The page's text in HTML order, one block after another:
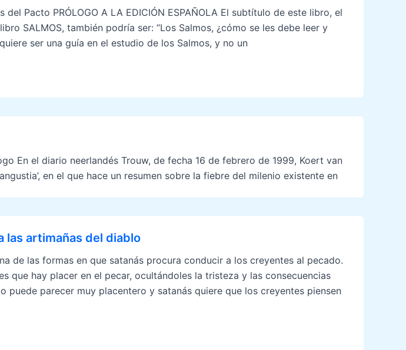
del Pacto PRÓLOGO A LA EDICIÓN ESPAÑOLA El subtítulo de este libro, el
SALMOS, también podría ser: “Los Salmos, ¿cómo se les debe leer y
ser una guía en el estudio de los Salmos, y no un
En el diario neerlandés Trouw, de fecha 16 de febrero de 1999, Koert van
en el que hace un resumen sobre la fiebre del milenio existente en
las artimañas del diablo
de las formas en que satanás procura conducir a los creyentes al pecado.
que hay placer en el pecar, ocultándoles la tristeza y las consecuencias
puede parecer muy placentero y satanás quiere que los creyentes piensen